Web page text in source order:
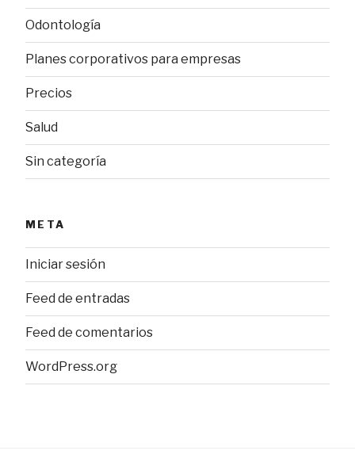
Odontología
Planes corporativos para empresas
Precios
Salud
Sin categoría
META
Iniciar sesión
Feed de entradas
Feed de comentarios
WordPress.org